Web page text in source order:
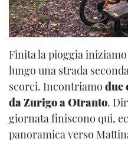
Finita la pioggia iniziamo
lungo una strada
scorci. Incontriamo due
da Zurigo a Otranto.
giornata finiscono qui,
panoramica verso